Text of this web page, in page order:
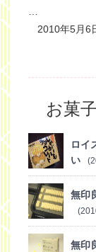
2010年5月6
お菓
ロイ
い
無印
無印